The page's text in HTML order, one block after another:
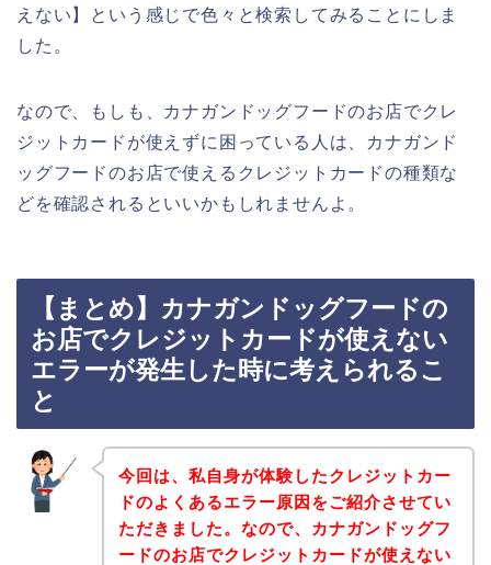
えない】という感じで色々と検索してみることにしま
した。
なので、もしも、カナガンドッグフードのお店でクレ
ジットカードが使えずに困っている人は、カナガンド
ッグフードのお店で使えるクレジットカードの種類な
どを確認されるといいかもしれませんよ。
【まとめ】カナガンドッグフードの
お店でクレジットカードが使えない
エラーが発生した時に考えられるこ
と
今回は、私自身が体験したクレジットカー
ドのよくあるエラー原因をご紹介させてい
ただきました。なので、カナガンドッグフ
ードのお店でクレジットカードが使えない